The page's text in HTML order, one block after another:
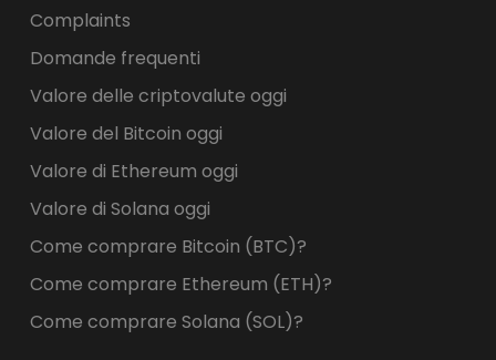
Complaints
Domande frequenti
Valore delle criptovalute oggi
Valore del Bitcoin oggi
Valore di Ethereum oggi
Valore di Solana oggi
Come comprare Bitcoin (BTC)?
Come comprare Ethereum (ETH)?
Come comprare Solana (SOL)?